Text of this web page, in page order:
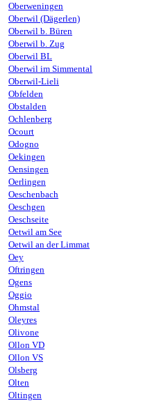
Oberweningen
Oberwil (Dägerlen)
Oberwil b. Büren
Oberwil b. Zug
Oberwil BL
Oberwil im Simmental
Oberwil-Lieli
Obfelden
Obstalden
Ochlenberg
Ocourt
Odogno
Oekingen
Oensingen
Oerlingen
Oeschenbach
Oeschgen
Oeschseite
Oetwil am See
Oetwil an der Limmat
Oey
Oftringen
Ogens
Oggio
Ohmstal
Oleyres
Olivone
Ollon VD
Ollon VS
Olsberg
Olten
Oltingen